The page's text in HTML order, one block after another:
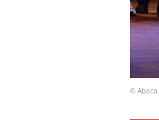
© Abaca